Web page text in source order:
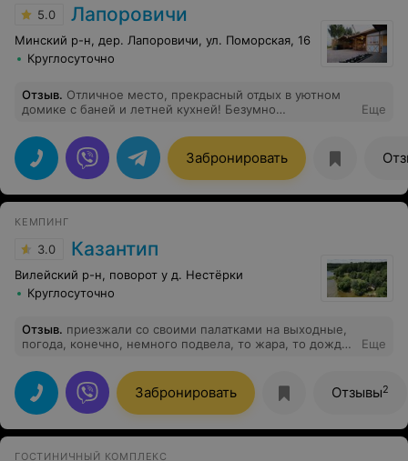
5.0 Лапоровичи
Минский р-н, дер. Лапоровичи, ул. Поморская, 16
Круглосуточно
Отзыв. Отличное место, прекрасный отдых в уютном
домике с баней и летней кухней! Безумно
настольный теннис, мангал, все необходимое для
проживания (посуда, постельное белье, полотенца и
банные принадлежности). Однозначно хочется
вернуться сюда
Еще
Забронировать
КЕМПИНГ
3.0 Казантип
Вилейский р-н, поворот у д. Нестёрки
Круглосуточно
Отзыв. приезжали со своими палатками на выходные,
погода, конечно, немного подвела, то жара, то дождь
Рядом есть загородный комплекс где можно покушать
горячую еду. Получается вроде и дикорями поехали,
но чуть что, можно в отапливаемые домики на
территории заселиться. в целом всё понравилось,
рекомендую
Еще
Забронировать Отзывы2
ГОСТИНИЧНЫЙ КОМПЛЕКС